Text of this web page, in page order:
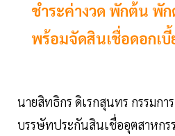
ชำระค่างวด พักต้น พั
พร้อมจัดสินเชื่อดอกเบี้
นายสิทธิกร ดิเรกสุนทร กรรมกา
บรรษัทประกันสินเชื่ออุตสาหกร